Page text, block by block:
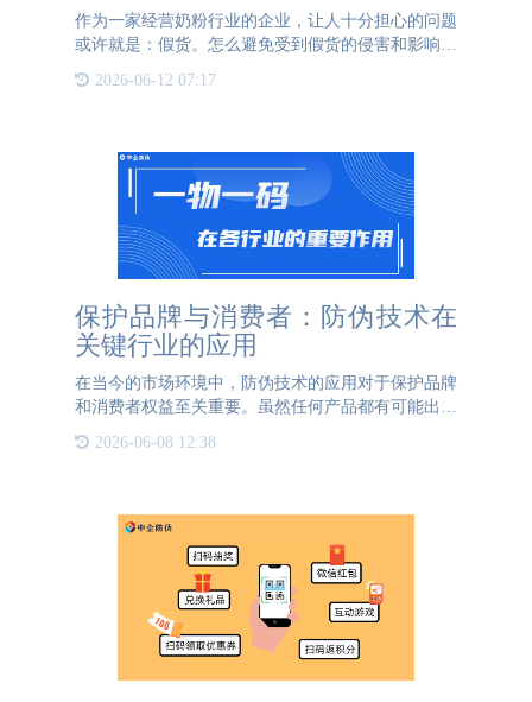
作为一家经营奶粉行业的企业，让人十分担心的问题
或许就是：假货。怎么避免受到假货的侵害和影响或
许是许多奶粉行业的企业想要知道的。BBIN宝盈防
伪的奶粉防伪系统可以帮助企业解决这个问题。
2026-06-12 07:17
保护品牌与消费者：防伪技术在
关键行业的应用
在当今的市场环境中，防伪技术的应用对于保护品牌
和消费者权益至关重要。虽然任何产品都有可能出现
伪措施。以下是几个特别需要防伪的行业及其原因。
2026-06-08 12:38